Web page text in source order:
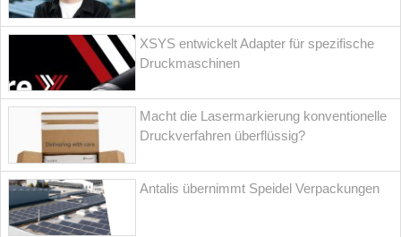
XSYS entwickelt Adapter für spezifische
Druckmaschinen
Macht die Lasermarkierung konventionelle
Druckverfahren überflüssig?
Antalis übernimmt Speidel Verpackungen